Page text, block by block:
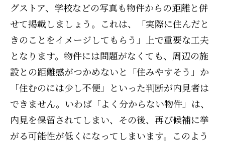
グストア、学校などの写真も物件からの距離と併
せて掲載しましょう。これは、「実際に住んだと
きのことをイメージしてもらう」上で重要な工夫
となります。物件には問題がなくても、周辺の施
設との距離感がつかめないと「住みやすそう」か
「住むのには少し不便」といった判断が内見者は
できません。いわば「よく分からない物件」は、
内見を保留されてしまい、その後、再び候補に挙
がる可能性が低くになってしまいます。このよう